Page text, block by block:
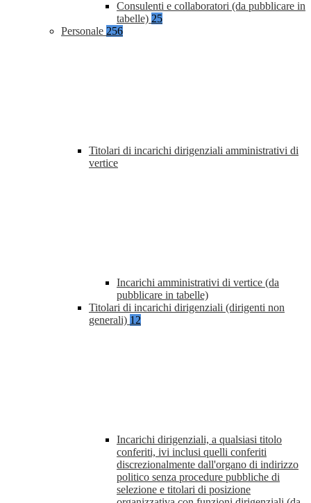
Consulenti e collaboratori (da pubblicare in
tabelle) 25
Personale 256
Titolari di incarichi dirigenziali amministrativi di
vertice
Incarichi amministrativi di vertice (da
pubblicare in tabelle)
Titolari di incarichi dirigenziali (dirigenti non
generali) 12
Incarichi dirigenziali, a qualsiasi titolo
conferiti, ivi inclusi quelli conferiti
discrezionalmente dall'organo di indirizzo
politico senza procedure pubbliche di
selezione e titolari di posizione